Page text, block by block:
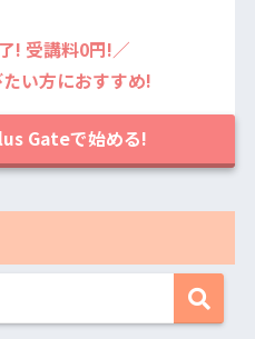
! 受講料0円!／
い方におすすめ!
Gateで始める!